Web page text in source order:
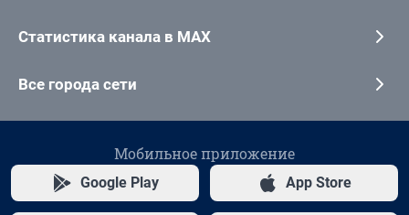
Статистика канала в MAX
Все города сети
Мобильное приложение
Google Play App Store